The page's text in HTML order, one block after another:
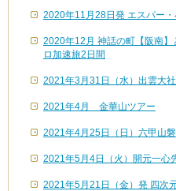
2020年11月28日発 エスパー
2020年12月 神話の町【阪南】
ロ加速旅2日間
2021年3月31日（水）出雲大
2021年4月 金華山ツアー
2021年4月25日（日）六甲山
2021年5月4日（火）開元一心
2021年5月21日（金）発 四次